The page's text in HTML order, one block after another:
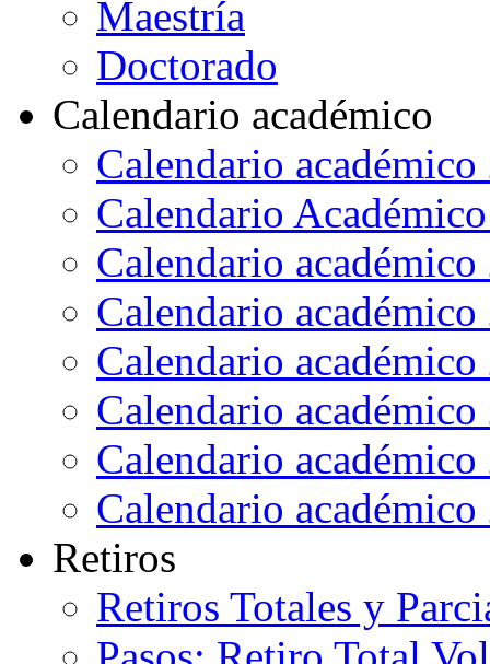
Maestría
Doctorado
Calendario académico
Calendario académico
Calendario
Calendario académico
Calendario académico
Calendario académico
Calendario académico
Calendario académico
Calendario académico
Retiros
Retiros Totales y